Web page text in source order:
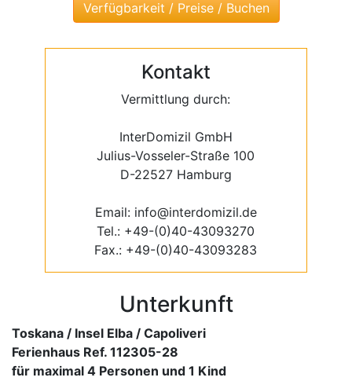
Kontakt
Vermittlung durch:
InterDomizil GmbH
Julius-Vosseler-Straße 100
D-22527 Hamburg
Email: info@interdomizil.de
Tel.: +49-(0)40-43093270
Fax.: +49-(0)40-43093283
Unterkunft
Toskana / Insel Elba / Capoliveri
Ferienhaus Ref. 112305-28
für maximal 4 Personen und 1 Kind